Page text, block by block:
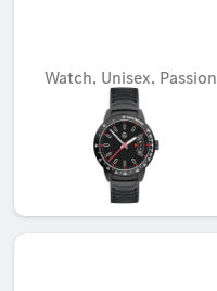
Watch, Unisex, Passion
غير متوفر حاليا
AED 410.55